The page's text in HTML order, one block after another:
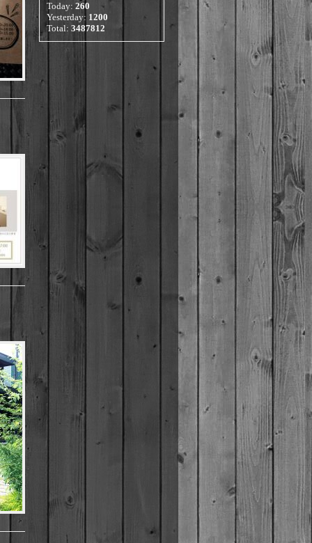
Today: 260
Yesterday: 1200
Total: 3487812